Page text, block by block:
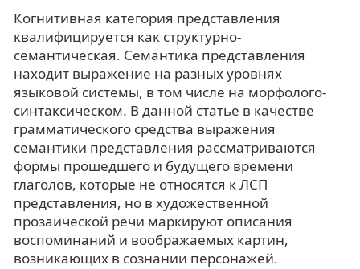
Когнитивная категория представления
квалифицируется как структурно-
семантическая. Семантика представления
находит выражение на разных уровнях
языковой системы, в том числе на морфолого-
синтаксическом. В данной статье в качестве
грамматического средства выражения
семантики представления рассматриваются
формы прошедшего и будущего времени
глаголов, которые не относятся к ЛСП
представления, но в художественной
прозаической речи маркируют описания
воспоминаний и воображаемых картин,
возникающих в сознании персонажей.